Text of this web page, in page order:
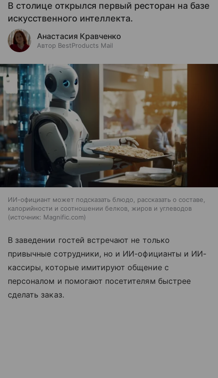
В столице открылся первый ресторан на базе
искусственного интеллекта.
Анастасия Кравченко
Автор BestProducts Mail
ИИ-официант может подсказать блюдо, рассказать о составе,
калорийности и соотношении белков, жиров и углеводов
источник: Magnific.com
В заведении гостей встречают не только
привычные сотрудники, но и ИИ-официанты и ИИ-
кассиры, которые имитируют общение с
персоналом и помогают посетителям быстрее
сделать заказ.